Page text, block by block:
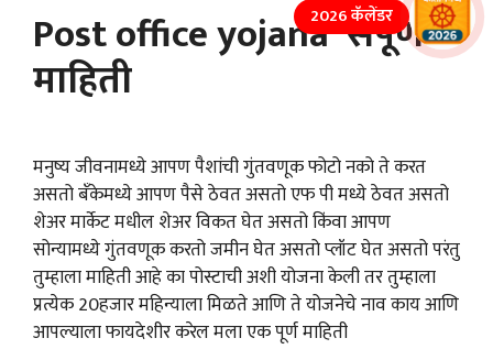
Post office yojana संपूर्ण
माहिती
मनुष्य जीवनामध्ये आपण पैशांची गुंतवणूक फोटो नको ते करत
असतो बँकेमध्ये आपण पैसे ठेवत असतो एफ पी मध्ये ठेवत असतो
शेअर मार्केट मधील शेअर विकत घेत असतो किंवा आपण
सोन्यामध्ये गुंतवणूक करतो जमीन घेत असतो प्लॉट घेत असतो परंतु
तुम्हाला माहिती आहे का पोस्टाची अशी योजना केली तर तुम्हाला
प्रत्येक 20हजार महिन्याला मिळते आणि ते योजनेचे नाव काय आणि
आपल्याला फायदेशीर करेल मला एक पूर्ण माहिती
2026 कॅलेंडर